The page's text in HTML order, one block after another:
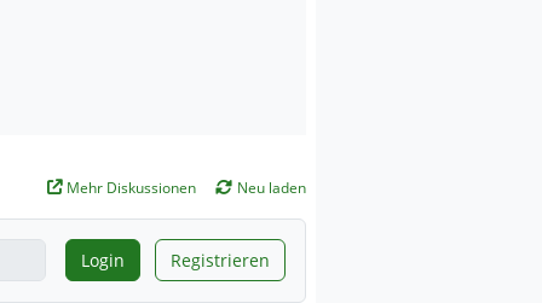
Mehr Diskussionen Neu laden
Login Registrieren